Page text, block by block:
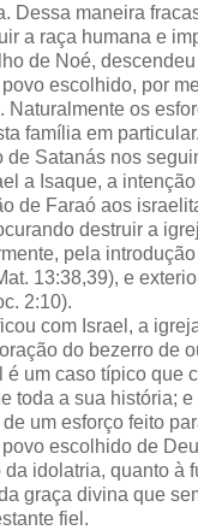
Dessa maneira
a raça humana e
de Noé,
escolhido, por
Naturalmente os
família em
de Satanás nos
a Isaque, a
de Faraó aos
destruir a
pela
13:38,39), e
2:10).
com Israel, a
do bezerro de
é um caso típico que
toda a sua história;
um esforço feito
escolhido de
idolatria, quanto à
graça divina que
fiel.